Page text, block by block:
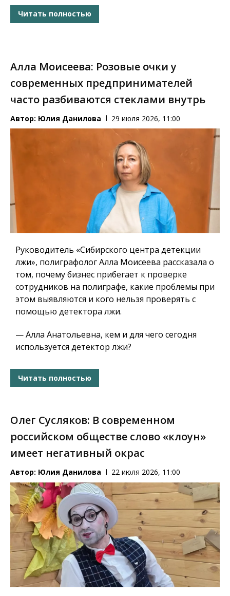
Читать полностью
Алла Моисеева: Розовые очки у
современных предпринимателей
часто разбиваются стеклами внутрь
Автор: Юлия Данилова 29 июля 2026, 11:00
Руководитель «Сибирского центра детекции
лжи», полиграфолог Алла Моисеева рассказала о
том, почему бизнес прибегает к проверке
сотрудников на полиграфе, какие проблемы при
этом выявляются и кого нельзя проверять с
помощью детектора лжи.
— Алла Анатольевна, кем и для чего сегодня
используется детектор лжи?
Читать полностью
Олег Сусляков: В современном
российском обществе слово «клоун»
имеет негативный окрас
Автор: Юлия Данилова 22 июля 2026, 11:00